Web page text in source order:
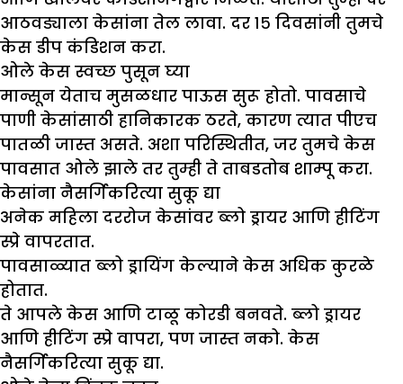
आठवड्याला केसांना तेल लावा. दर १५ दिवसांनी तुमचे
केस डीप कंडिशन करा.
ओले केस स्वच्छ पुसून घ्या
मान्सून येताच मुसळधार पाऊस सुरू होतो. पावसाचे
पाणी केसांसाठी हानिकारक ठरते, कारण त्यात पीएच
पातळी जास्त असते. अशा परिस्थितीत, जर तुमचे केस
पावसात ओले झाले तर तुम्ही ते ताबडतोब शाम्पू करा.
केसांना नैसर्गिकरित्या सुकू द्या
अनेक महिला दररोज केसांवर ब्लो ड्रायर आणि हीटिंग
स्प्रे वापरतात.
पावसाळ्यात ब्लो ड्रायिंग केल्याने केस अधिक कुरळे
होतात.
ते आपले केस आणि टाळू कोरडी बनवते. ब्लो ड्रायर
आणि हीटिंग स्प्रे वापरा, पण जास्त नको. केस
नैसर्गिकरित्या सुकू द्या.